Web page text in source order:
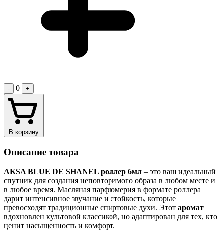
- 0 +
В корзину
Описание товара
AKSA BLUE DE SHANEL роллер 6мл – это ваш идеальный
спутник для создания неповторимого образа в любом месте и
в любое время. Масляная парфюмерия в формате роллера
дарит интенсивное звучание и стойкость, которые
превосходят традиционные спиртовые духи. Этот аромат
вдохновлен культовой классикой, но адаптирован для тех, кто
ценит насыщенность и комфорт.